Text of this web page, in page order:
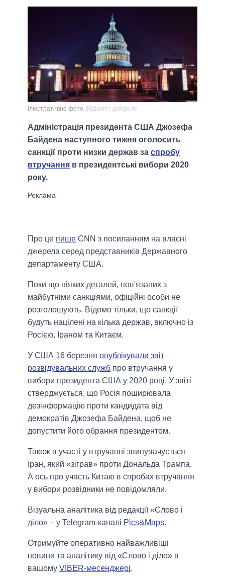
Ілюстративне фото Відкрите джерело
Адміністрація президента США Джозефа
Байдена наступного тижня оголосить
санкції проти низки держав за спробу
втручання в президентські вибори 2020
року.
Про це пише CNN з посиланням на власні
джерела серед представників Державного
департаменту США.
Поки що ніяких деталей, пов'язаних з
майбутніми санкціями, офіційні особи не
розголошують. Відомо тільки, що санкції
будуть націлені на кілька держав, включно із
Росією, Іраном та Китаєм.
У США 16 березня опублікували звіт
розвідувальних служб про втручання у
вибори президента США у 2020 році. У звіті
стверджується, що Росія поширювала
дезінформацію проти кандидата від
демократів Джозефа Байдена, щоб не
допустити його обрання президентом.
Також в участі у втручанні звинувачується
Іран, який «зіграв» проти Дональда Трампа.
А ось про участь Китаю в спробах втручання
у вибори розвідники не повідомляли.
Візуальна аналітика від редакції «Слово і
діло» – у Telegram-каналі Pics&Maps.
Отримуйте оперативно найважливіші
новини та аналітику від «Слово і діло» в
вашому VIBER-месенджері.